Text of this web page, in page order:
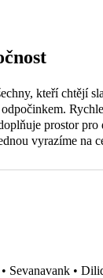
kteří chtějí
prostor pro
vyrazíme na
Sevanavank •